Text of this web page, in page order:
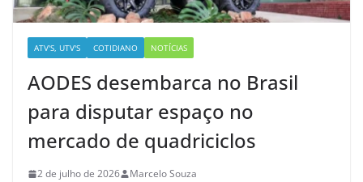
ATV'S, UTV'S COTIDIANO NOTÍCIAS
AODES desembarca no Brasil
para disputar espaço no
mercado de quadriciclos
2 de julho de 2026 Marcelo Souza